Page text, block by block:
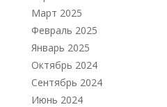
Март 2025
Февраль 2025
Январь 2025
Октябрь 2024
Сентябрь 2024
Июнь 2024